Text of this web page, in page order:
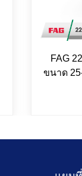
FAG
ขนาด